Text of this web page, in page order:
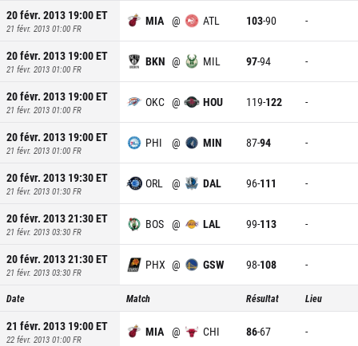
20 févr. 2013 19:00ET
21 févr. 2013 01:00 FR
MIA @ ATL 103-90 -
20 févr. 2013 19:00ET
21 févr. 2013 01:00 FR
BKN @ MIL 97-94 -
20 févr. 2013 19:00ET
21 févr. 2013 01:00 FR
OKC @ HOU 119-122 -
20 févr. 2013 19:00ET
21 févr. 2013 01:00 FR
PHI @ MIN 87-94 -
20 févr. 2013 19:30ET
21 févr. 2013 01:30 FR
ORL @ DAL 96-111 -
20 févr. 2013 21:30ET
21 févr. 2013 03:30 FR
BOS @ LAL 99-113 -
20 févr. 2013 21:30ET
21 févr. 2013 03:30 FR
PHX @ GSW 98-108 -
Date Match Résultat Lieu
21 févr. 2013 19:00ET
22 févr. 2013 01:00 FR
MIA @ CHI 86-67 -